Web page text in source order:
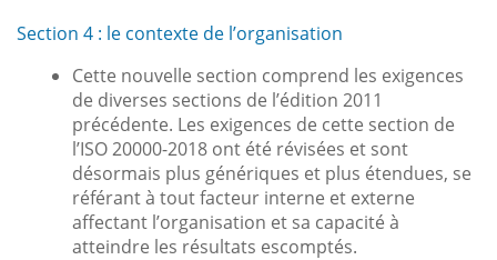
Section 4 : le contexte de l’organisation
Cette nouvelle section comprend les exigences
de diverses sections de l’édition 2011
précédente. Les exigences de cette section de
l’ISO 20000-2018 ont été révisées et sont
désormais plus génériques et plus étendues, se
référant à tout facteur interne et externe
affectant l’organisation et sa capacité à
atteindre les résultats escomptés.